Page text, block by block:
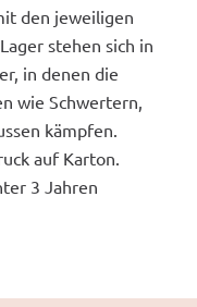
den jeweiligen
stehen sich in
in denen die
wie Schwertern,
kämpfen.
auf Karton.
3 Jahren